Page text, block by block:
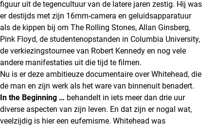
figuur uit de tegencultuur van de latere jaren zestig. Hij was
er destijds met zijn 16mm-camera en geluidsapparatuur
als de kippen bij om The Rolling Stones, Allan Ginsberg,
Pink Floyd, de studentenopstanden in Columbia University,
de verkiezingstournee van Robert Kennedy en nog vele
andere manifestaties uit die tijd te filmen.
Nu is er deze ambitieuze documentaire over Whitehead, die
de man en zijn werk als het ware van binnenuit benadert.
In the Beginning … behandelt in iets meer dan drie uur
diverse aspecten van zijn leven. En dat zijn er nogal wat,
veelzijdig is hier een eufemisme. Whitehead was